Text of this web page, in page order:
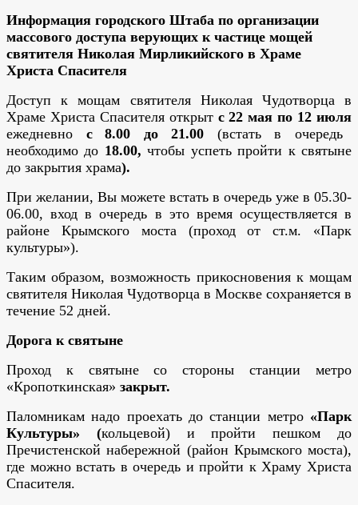
Информация городского Штаба по организации
массового доступа верующих к частице мощей
святителя Николая Мирликийского в Храме
Христа Спасителя
Доступ к мощам святителя Николая Чудотворца в
Храме Христа Спасителя открыт с 22 мая по 12 июля
ежедневно с 8.00 до 21.00 (встать в очередь
необходимо до 18.00,чтобы успеть пройти к святыне
до закрытия храма).
При желании, Вы можете встать в очередь уже в 05.30-
06.00, вход в очередь в это время осуществляется в
районе Крымского моста (проход от ст.м. «Парк
культуры»).
Таким образом, возможность прикосновения к мощам
святителя Николая Чудотворца в Москве сохраняется в
течение 52 дней.
Дорога к святыне
Проход к святыне со стороны станции метро
«Кропоткинская» закрыт.
Паломникам надо проехать до станции метро «Парк
Культуры» (кольцевой) и пройти пешком до
Пречистенской набережной (район Крымского моста),
где можно встать в очередь и пройти к Храму Христа
Спасителя.